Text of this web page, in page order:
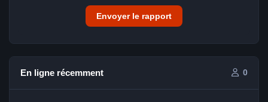
Envoyer le rapport
En ligne récemment 0